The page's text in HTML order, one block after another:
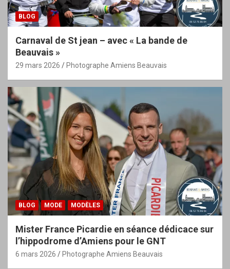
BLOG
Carnaval de St jean – avec « La bande de
Beauvais »
29 mars 2026 Photographe Amiens Beauvais
BLOG MODE MODÈLES
Mister France Picardie en séance dédicace sur
l’hippodrome d’Amiens pour le GNT
6 mars 2026 Photographe Amiens Beauvais